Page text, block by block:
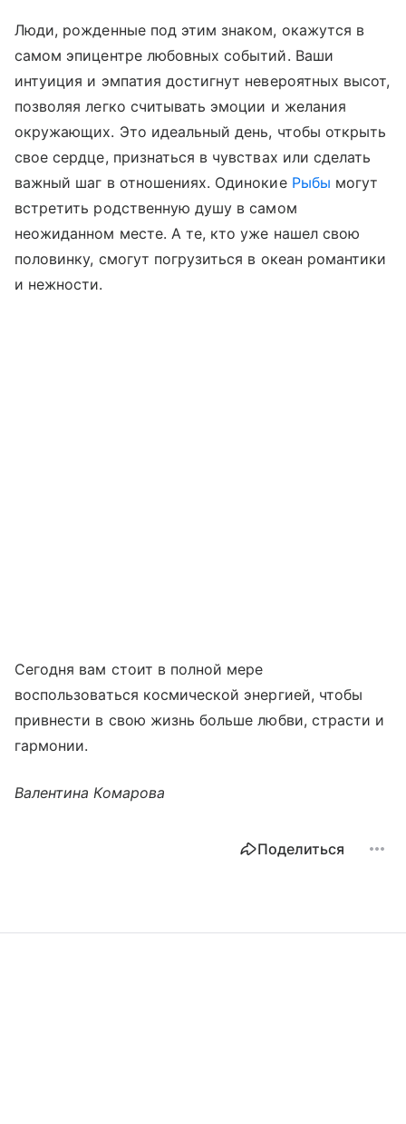
Люди, рожденные под этим знаком, окажутся в
самом эпицентре любовных событий. Ваши
интуиция и эмпатия достигнут невероятных высот,
позволяя легко считывать эмоции и желания
окружающих. Это идеальный день, чтобы открыть
свое сердце, признаться в чувствах или сделать
важный шаг в отношениях. Одинокие Рыбы могут
встретить родственную душу в самом
неожиданном месте. А те, кто уже нашел свою
половинку, смогут погрузиться в океан романтики
и нежности.
Сегодня вам стоит в полной мере
воспользоваться космической энергией, чтобы
привнести в свою жизнь больше любви, страсти и
гармонии.
Валентина Комарова
Поделиться